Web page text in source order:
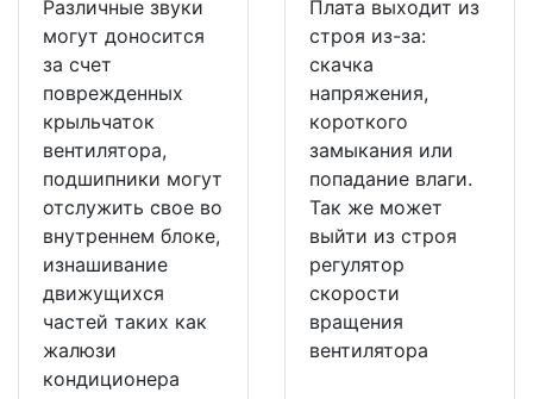
Различные звуки
могут доносится
за счет
поврежденных
крыльчаток
вентилятора,
подшипники могут
отслужить свое во
внутреннем блоке,
изнашивание
движущихся
частей таких как
жалюзи
кондиционера
Плата выходит из
строя из-за:
скачка
напряжения,
короткого
замыкания или
попадание влаги.
Так же может
выйти из строя
регулятор
скорости
вращения
вентилятора